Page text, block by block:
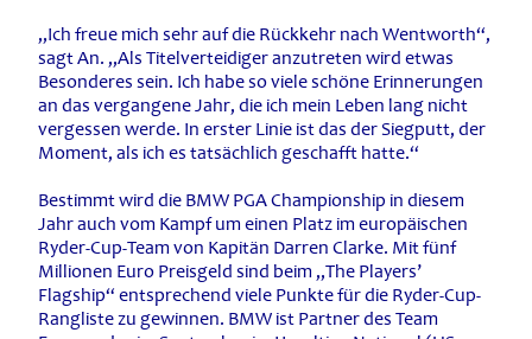
„Ich freue mich sehr auf die Rückkehr nach Wentworth“,
sagt An. „Als Titelverteidiger anzutreten wird etwas
Besonderes sein. Ich habe so viele schöne Erinnerungen
an das vergangene Jahr, die ich mein Leben lang nicht
vergessen werde. In erster Linie ist das der Siegputt, der
Moment, als ich es tatsächlich geschafft hatte.“
Bestimmt wird die BMW PGA Championship in diesem
Jahr auch vom Kampf um einen Platz im europäischen
Ryder-Cup-Team von Kapitän Darren Clarke. Mit fünf
Millionen Euro Preisgeld sind beim „The Players’
Flagship“ entsprechend viele Punkte für die Ryder-Cup-
Rangliste zu gewinnen. BMW ist Partner des Team